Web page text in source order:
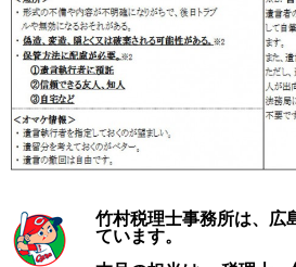
竹村税理士事務所は、広
ています。